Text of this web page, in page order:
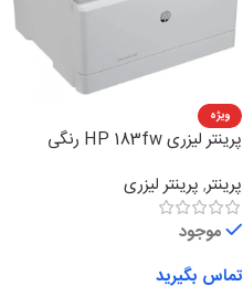
ویژه
پرینتر لیزری HP 183fw رنگی
پرینتر, پرینتر لیزری
موجود
تماس بگیرید